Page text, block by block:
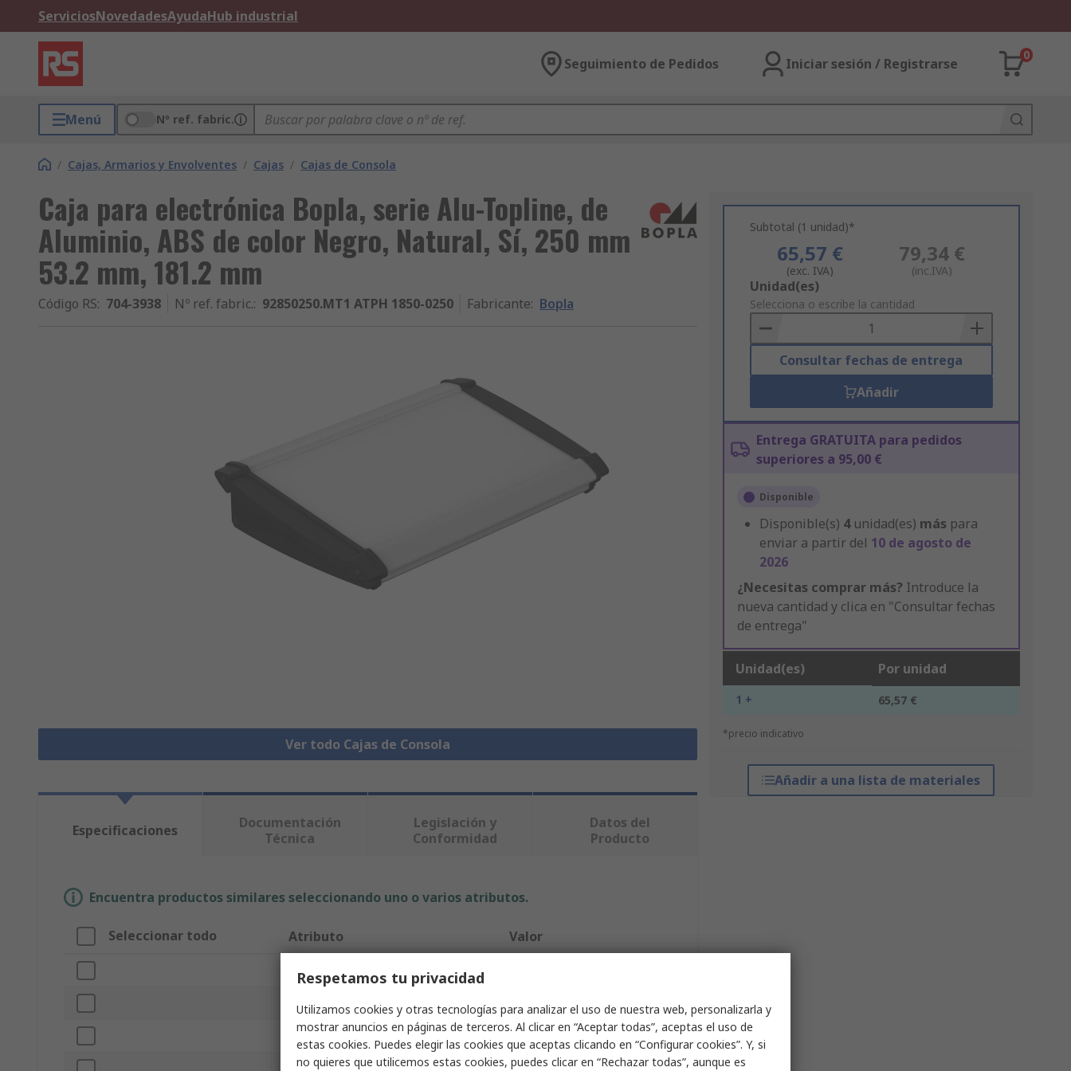
ServiciosNovedadesAyudaHub industrial
Seguimiento de Pedidos Iniciar sesión / Registrarse
0
Menú Nº ref. fabric.
/ Cajas, Armarios y Envolventes / Cajas / Cajas de Consola
Caja para electrónica Bopla, serie Alu-Topline, de
Aluminio, ABS de color Negro, Natural, Sí, 250 mm
53.2 mm, 181.2 mm
Código RS: 704-3938 Nº ref. fabric.: 92850250.MT1 ATPH 1850-0250 Fabricante: Bopla
Ver todo Cajas de Consola
Subtotal (1 unidad)*
65,57 €
(exc. IVA)
79,34 €
(inc.IVA)
Add
to
Basket
Unidad(es)
Selecciona o escribe la cantidad
Consultar fechas de entrega
Añadir
Entrega GRATUITA para pedidos
superiores a 95,00 €
Disponible
Disponible(s) 4 unidad(es) más para
enviar a partir del 10 de agosto de
2026
¿Necesitas comprar más? Introduce la
nueva cantidad y clica en "Consultar fechas
de entrega"
Unidad(es) Por unidad
1 + 65,57 €
*precio indicativo
Añadir a una lista de materiales
Especificaciones
Documentación
Técnica
Legislación y
Conformidad
Datos del
Producto
Encuentra productos similares seleccionando uno o varios atributos.
Seleccionar todo Atributo Valor
Marca
Material del cuerpo Aluminio, ABS
Tipo de producto Caja para electrónica
Respetamos tu privacidad
Utilizamos cookies y otras tecnologías para analizar el uso de nuestra web, personalizarla y
mostrar anuncios en páginas de terceros. Al clicar en “Aceptar todas”, aceptas el uso de
estas cookies. Puedes elegir las cookies que aceptas clicando en “Configurar cookies”. Y, si
no quieres que utilicemos estas cookies, puedes clicar en “Rechazar todas”, aunque es